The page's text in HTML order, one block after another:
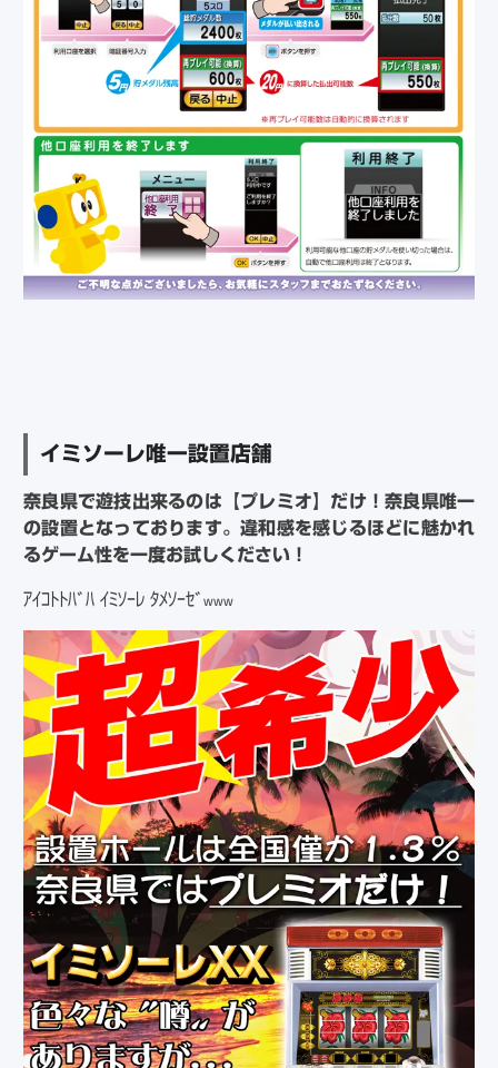
イミソーレ唯一設置店舗
奈良県で遊技出来るのは【プレミオ】だけ！奈良県唯一
の設置となっております。違和感を感じるほどに魅かれ
るゲーム性を一度お試しください！
ｱｲｺﾄﾄﾊﾞﾊ ｲﾐｿｰﾚ ﾀﾒｿｰｾﾞ www